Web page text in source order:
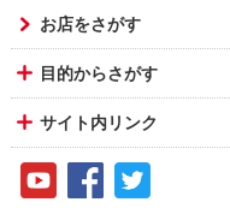
お店をさがす
目的からさがす
サイト内リンク